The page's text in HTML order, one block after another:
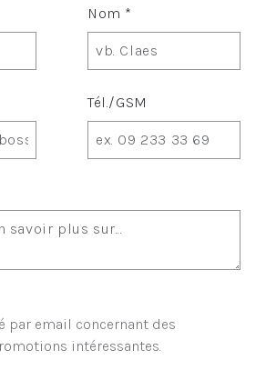
Nom *
Tél./GSM
par email concernant des
intéressantes.